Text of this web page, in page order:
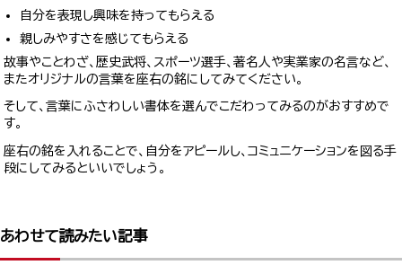
自分を表現し興味を持ってもらえる
親しみやすさを感じてもらえる
故事やことわざ、歴史武将、スポーツ選手、著名人や実業家の名言など、
またオリジナルの言葉を座右の銘にしてみてください。
そして、言葉にふさわしい書体を選んでこだわってみるのがおすすめで
す。
座右の銘を入れることで、自分をアピールし、コミュニケーションを図る手
段にしてみるといいでしょう。
あわせて読みたい記事